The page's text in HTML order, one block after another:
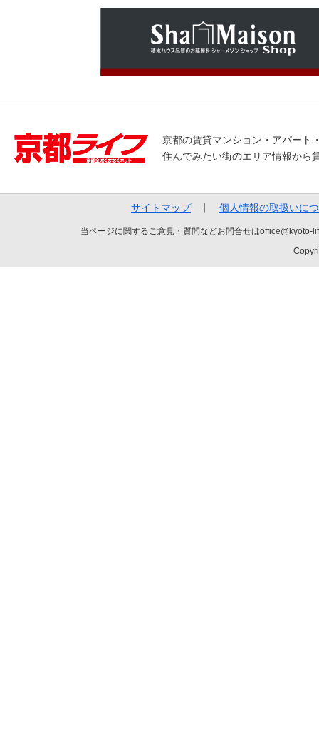
京都の賃貸マンション・アパート
住んでみたい街のエリア情報から
サイトマップ 個人情報の取扱いに
当ページに関するご意見・質問などお問合せは